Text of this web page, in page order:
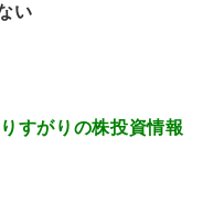
い
すがりの株投資情報